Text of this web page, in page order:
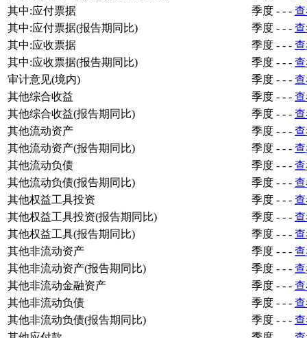
其中:应付票据
季度 - - -
其中:应付票据(报告期同比)
季度 - - -
其中:应收票据
季度 - - -
其中:应收票据(报告期同比)
季度 - - -
审计意见(境内)
季度 - - -
其他综合收益
季度 - - -
其他综合收益(报告期同比)
季度 - - -
其他流动资产
季度 - - -
其他流动资产(报告期同比)
季度 - - -
其他流动负债
季度 - - -
其他流动负债(报告期同比)
季度 - - -
其他权益工具投资
季度 - - -
其他权益工具投资(报告期同比)
季度 - - -
其他权益工具(报告期同比)
季度 - - -
其他非流动资产
季度 - - -
其他非流动资产(报告期同比)
季度 - - -
其他非流动金融资产
季度 - - -
其他非流动负债
季度 - - -
其他非流动负债(报告期同比)
季度 - - -